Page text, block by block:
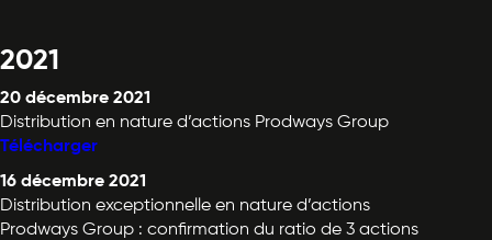
2021
20 décembre 2021
Distribution en nature d’actions Prodways Group
Télécharger
16 décembre 2021
Distribution exceptionnelle en nature d’actions
Prodways Group : confirmation du ratio de 3 actions